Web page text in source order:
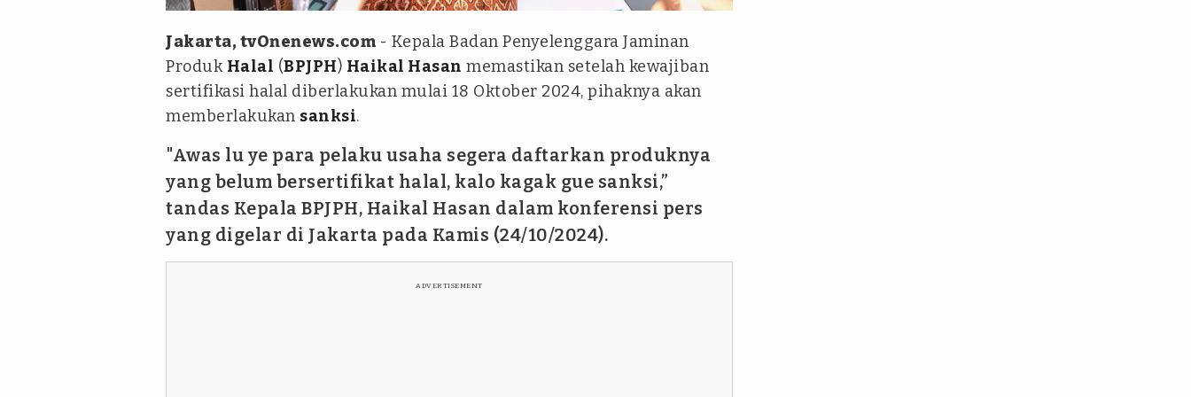
Jakarta, tvOnenews.com - Kepala Badan Penyelenggara Jaminan
Produk Halal (BPJPH) Haikal Hasan memastikan setelah kewajiban
sertifikasi halal diberlakukan mulai 18 Oktober 2024, pihaknya akan
memberlakukan sanksi.
"Awas lu ye para pelaku usaha segera daftarkan produknya
yang belum bersertifikat halal, kalo kagak gue sanksi,”
tandas Kepala BPJPH, Haikal Hasan dalam konferensi pers
yang digelar di Jakarta pada Kamis (24/10/2024).
ADVERTISEMENT